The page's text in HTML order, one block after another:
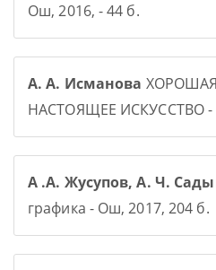
Ош, 2016, - 44 б.
А. А. Исманова
НАСТОЯЩЕЕ ИСКУССТВО -
А .А. Жусупов, А. Ч.
графика - Ош, 2017, 204 б.